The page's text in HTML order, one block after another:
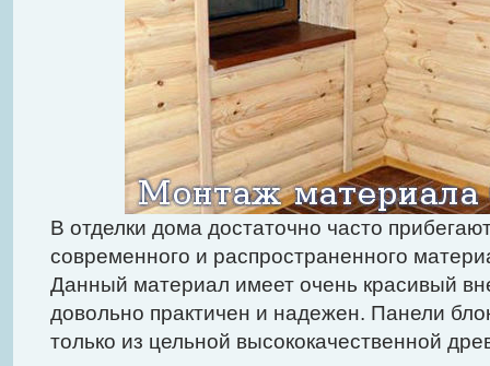
В отделки дома достаточно часто
современного и распространенного
Данный материал имеет очень красивый
довольно практичен и надежен. Панели
только из цельной высококачественной